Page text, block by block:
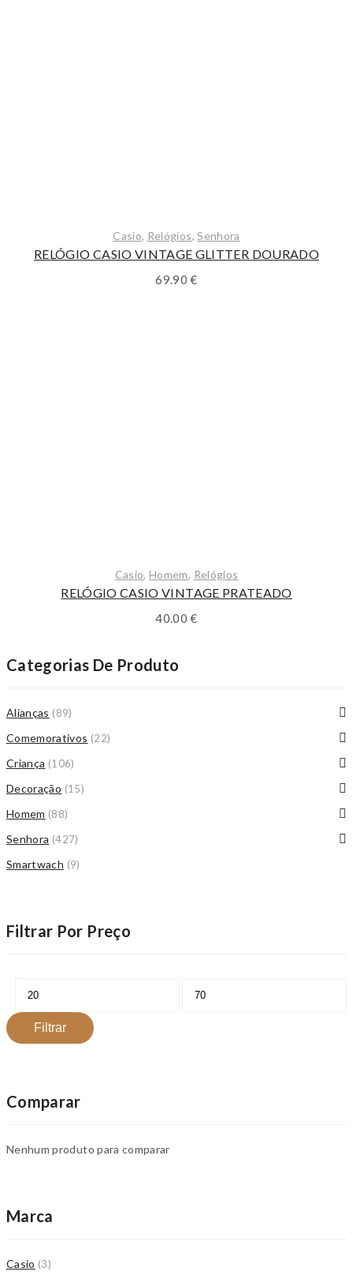
Casio, Relógios,Senhora
RELÓGIO CASIO VINTAGE GLITTER DOURADO
69.90€
Casio,Homem, Relógios
RELÓGIO CASIO VINTAGE PRATEADO
40.00€
Categorias De Produto
Alianças (89)
Comemorativos (22)
Criança (106)
Decoração (15)
Homem (88)
Senhora (427)
Smartwach (9)
Filtrar Por Preço
Preço
mínimo
Preço
Filtrar
Comparar
Nenhum produto para comparar
Marca
Casio (3)